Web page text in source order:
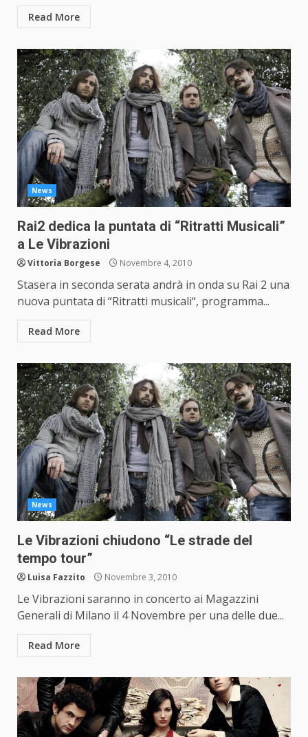
Read More
News
Rai2 dedica la puntata di “Ritratti Musicali”
a Le Vibrazioni
Vittoria Borgese Novembre 4, 2010
Stasera in seconda serata andrà in onda su Rai 2 una
nuova puntata di “Ritratti musicali“, programma...
Read More
News
Le Vibrazioni chiudono “Le strade del
tempo tour”
Luisa Fazzito Novembre 3, 2010
Le Vibrazioni saranno in concerto ai Magazzini
Generali di Milano il 4 Novembre per una delle due...
Read More